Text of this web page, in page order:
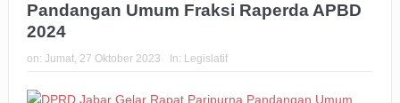
Pandangan Umum Fraksi Raperda APBD
2024
on: Jumat, 27 Oktober 2023 In: Legislatif